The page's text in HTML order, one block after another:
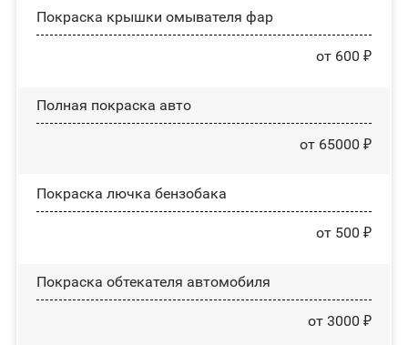
Покраска крышки омывателя фар
от 600 ₽
Полная покраска авто
от 65000 ₽
Покраска лючка бензобака
от 500 ₽
Покраска обтекателя автомобиля
от 3000 ₽